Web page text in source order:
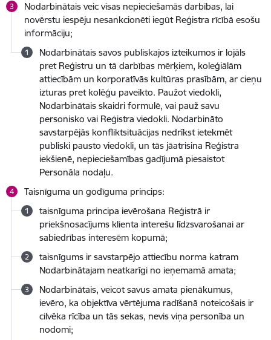
Nodarbinātais veic visas nepieciešamās darbības, lai
novērstu iespēju nesankcionēti iegūt Reģistra rīcībā esošu
informāciju;
Nodarbinātais savos publiskajos izteikumos ir lojāls
pret Reģistru un tā darbības mērķiem, koleģiālām
attiecībām un korporatīvās kultūras prasībām, ar cieņu
izturas pret kolēģu paveikto. Paužot viedokli,
Nodarbinātais skaidri formulē, vai pauž savu
personisko vai Reģistra viedokli. Nodarbināto
savstarpējās konfliktsituācijas nedrīkst ietekmēt
publiski pausto viedokli, un tās jāatrisina Reģistra
iekšienē, nepieciešamības gadījumā piesaistot
Personāla nodaļu.
Taisnīguma un godīguma princips:
taisnīguma principa ievērošana Reģistrā ir
priekšnosacījums klienta interešu līdzsvarošanai ar
sabiedrības interesēm kopumā;
taisnīgums ir savstarpējo attiecību norma katram
Nodarbinātajam neatkarīgi no ieņemamā amata;
Nodarbinātais, veicot savus amata pienākumus,
ievēro, ka objektīva vērtējuma radīšanā noteicošais ir
cilvēka rīcība un tās sekas, nevis viņa personība un
nodomi;